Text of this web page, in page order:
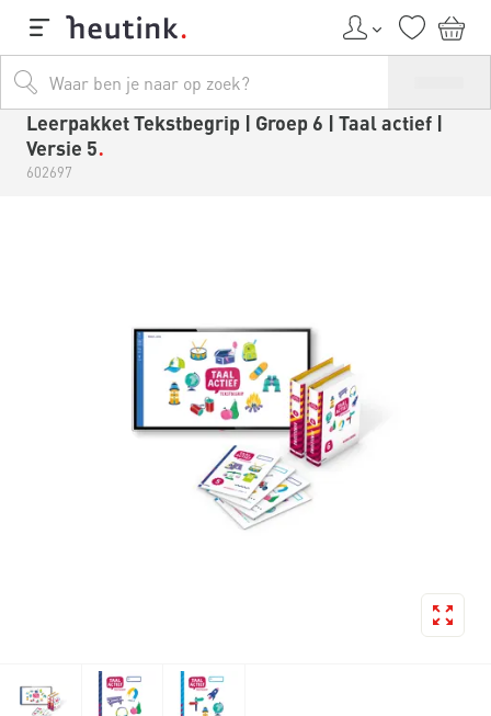
Leerpakket Tekstbegrip | Groep 6 | Taal actief |
Versie 5
602697